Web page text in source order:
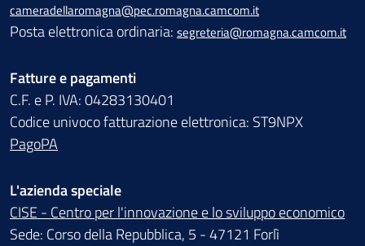
cameradellaromagna@pec.romagna.camcom.it
Posta elettronica ordinaria: segreteria@romagna.camcom.it
Fatture e pagamenti
C.F. e P. IVA: 04283130401
Codice univoco fatturazione elettronica: ST9NPX
PagoPA
L'azienda speciale
CISE - Centro per l'innovazione e lo sviluppo economico
Sede: Corso della Repubblica, 5 - 47121 Forlì